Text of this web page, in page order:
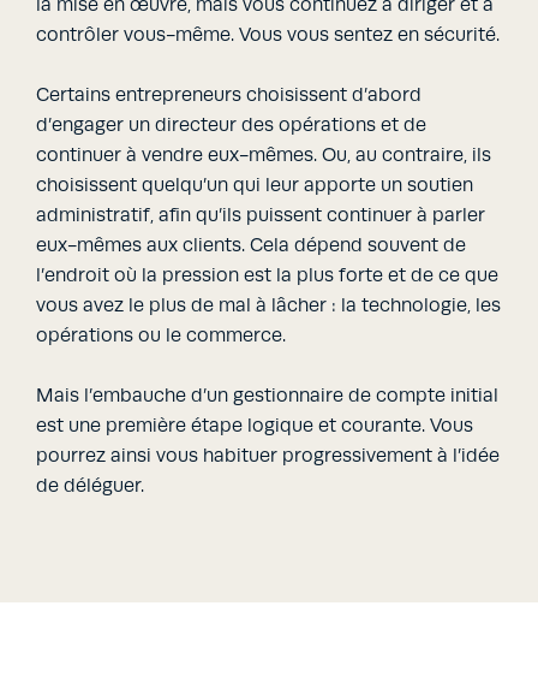
la mise en œuvre, mais vous continuez à diriger et à
contrôler vous-même. Vous vous sentez en sécurité.
Certains entrepreneurs choisissent d’abord
d’engager un directeur des opérations et de
continuer à vendre eux-mêmes. Ou, au contraire, ils
choisissent quelqu’un qui leur apporte un soutien
administratif, afin qu’ils puissent continuer à parler
eux-mêmes aux clients. Cela dépend souvent de
l’endroit où la pression est la plus forte et de ce que
vous avez le plus de mal à lâcher : la technologie, les
opérations ou le commerce.
Mais l’embauche d’un gestionnaire de compte initial
est une première étape logique et courante. Vous
pourrez ainsi vous habituer progressivement à l’idée
de déléguer.